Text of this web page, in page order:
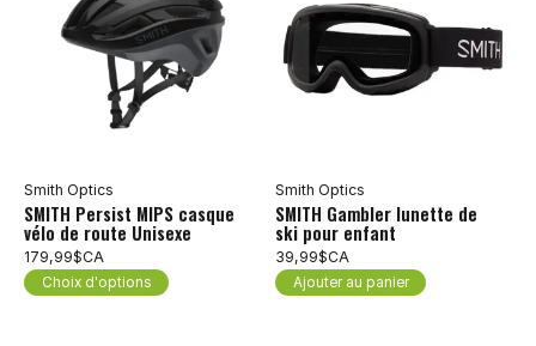
Smith Optics
SMITH Persist MIPS casque
vélo de route Unisexe
179,99$CA
Choix d'options
Smith Optics
SMITH Gambler lunette de
ski pour enfant
39,99$CA
Ajouter au panier